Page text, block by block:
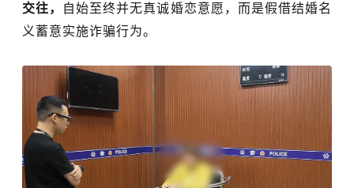
交往，
自始至终并无真诚婚恋意愿，而是假借结婚名
义蓄意实施诈骗行为。